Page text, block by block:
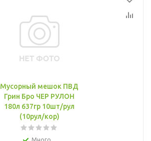
Мусорный мешок ПВД
Грин Бро ЧЕР РУЛОН
180л 637гр 10шт/рул
(10рул/кор)